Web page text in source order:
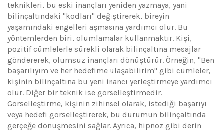
teknikleri, bu eski inançları yeniden yazmaya, yani
bilinçaltındaki "kodları" değiştirerek, bireyin
yaşamındaki engelleri aşmasına yardımcı olur. Bu
yöntemlerden biri, olumlamalar kullanmaktır. Kişi,
pozitif cümlelerle sürekli olarak bilinçaltına mesajlar
göndererek, olumsuz inançları dönüştürür. Örneğin, "Ben
başarılıyım ve her hedefime ulaşabilirim" gibi cümleler,
kişinin bilinçaltına bu yeni inancı yerleştirmeye yardımcı
olur. Diğer bir teknik ise görselleştirmedir.
Görselleştirme, kişinin zihinsel olarak, istediği başarıyı
veya hedefi görselleştirerek, bu durumun bilinçaltında
gerçeğe dönüşmesini sağlar. Ayrıca, hipnoz gibi derin